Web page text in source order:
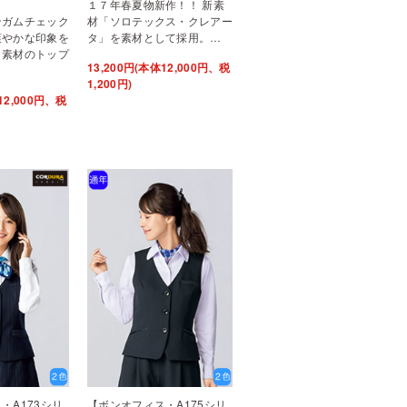
ムチェック
かな印象を
材のトップ
円、税
１７年春夏物新作！！ 新素
材「ソロテックス・クレアー
タ」を素材として採用。…
13,200円(本体12,000円、税
1,200円)